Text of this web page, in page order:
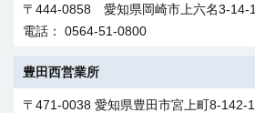
〒444-0858 愛知県岡崎市上六名3-14-1
電話： 0564-51-0800
豊田西営業所
〒471-0038 愛知県豊田市宮上町8-142-1